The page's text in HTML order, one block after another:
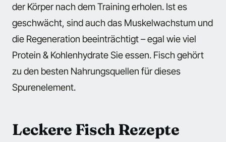
der Körper nach dem Training erholen. Ist es
geschwächt, sind auch das Muskelwachstum und
die Regeneration beeinträchtigt – egal wie viel
Protein & Kohlenhydrate Sie essen. Fisch gehört
zu den besten Nahrungsquellen für dieses
Spurenelement.
Leckere Fisch Rezepte